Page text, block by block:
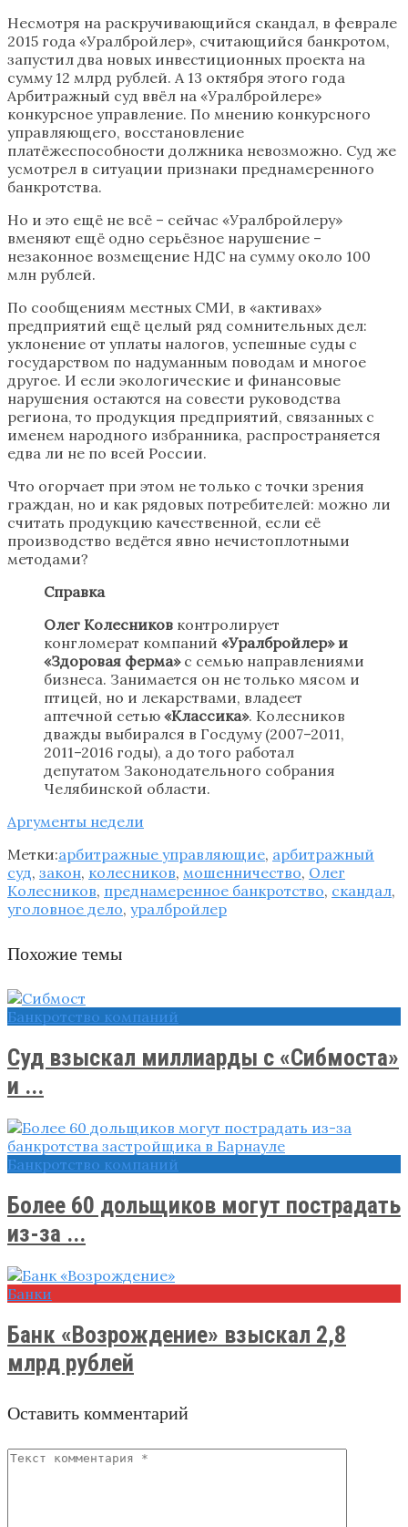
Несмотря на раскручивающийся скандал, в феврале
2015 года «Уралбройлер», считающийся банкротом,
запустил два новых инвестиционных проекта на
сумму 12 млрд рублей. А 13 октября этого года
Арбитражный суд ввёл на «Уралбройлере»
конкурсное управление. По мнению конкурсного
управляющего, восстановление
платёжеспособности должника невозможно. Суд же
усмотрел в ситуации признаки преднамеренного
банкротства.
Но и это ещё не всё – сейчас «Уралбройлеру»
вменяют ещё одно серьёзное нарушение –
незаконное возмещение НДС на сумму около 100
млн рублей.
По сообщениям местных СМИ, в «активах»
предприятий ещё целый ряд сомнительных дел:
уклонение от уплаты налогов, успешные суды с
государством по надуманным поводам и многое
другое. И если экологические и финансовые
нарушения остаются на совести руководства
региона, то продукция предприятий, связанных с
именем народного избранника, распространяется
едва ли не по всей России.
Что огорчает при этом не только с точки зрения
граждан, но и как рядовых потребителей: можно ли
считать продукцию качественной, если её
производство ведётся явно нечистоплотными
методами?
Справка
Олег Колесников контролирует
конгломерат компаний «Уралбройлер» и
«Здоровая ферма»с семью направлениями
бизнеса. Занимается он не только мясом и
птицей, но и лекарствами, владеет
аптечной сетью «Классика». Колесников
дважды выбирался в Госдуму (2007–2011,
2011–2016 годы), а до того работал
депутатом Законодательного собрания
Челябинской области.
Аргументы недели
Метки:арбитражные управляющие, арбитражный
суд, закон, колесников, мошенничество, Олег
Колесников, преднамеренное банкротство, скандал,
уголовное дело, уралбройлер
Похожие темы
Банкротство компаний
Суд взыскал миллиарды с «Сибмоста»
и ...
Банкротство компаний
Более 60 дольщиков могут пострадать
из-за ...
Банки
Банк «Возрождение» взыскал 2,8
млрд рублей
Оставить комментарий